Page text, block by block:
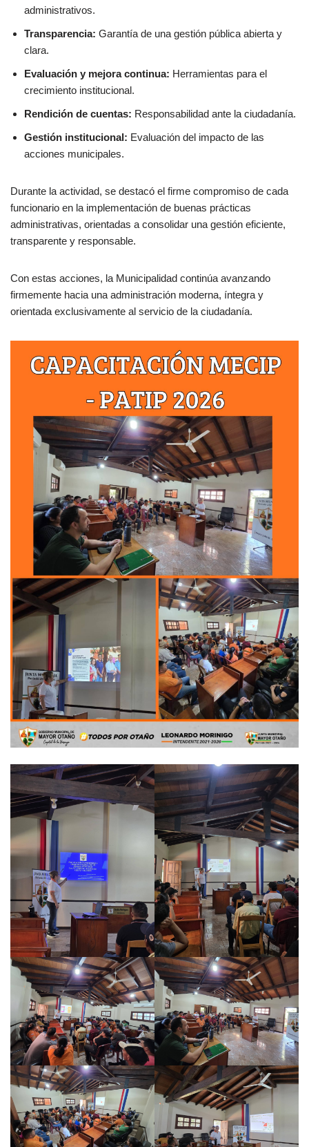
administrativos.
Transparencia: Garantía de una gestión pública abierta y
clara.
Evaluación y mejora continua: Herramientas para el
crecimiento institucional.
Rendición de cuentas: Responsabilidad ante la ciudadanía.
Gestión institucional: Evaluación del impacto de las
acciones municipales.
Durante la actividad, se destacó el firme compromiso de cada
funcionario en la implementación de buenas prácticas
administrativas, orientadas a consolidar una gestión eficiente,
transparente y responsable.
Con estas acciones, la Municipalidad continúa avanzando
firmemente hacia una administración moderna, íntegra y
orientada exclusivamente al servicio de la ciudadanía.